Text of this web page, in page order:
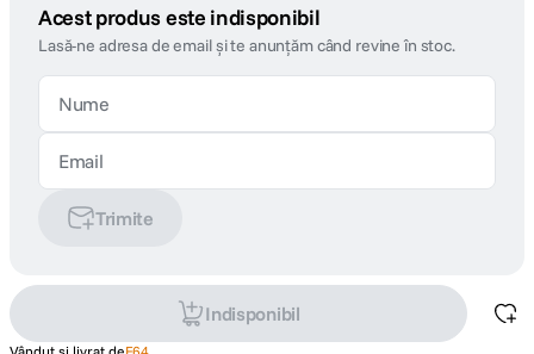
Acest produs este indisponibil
Lasă-ne adresa de email și te anunțăm când revine în stoc.
Trimite
Indisponibil